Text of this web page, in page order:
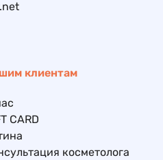
клиентам
CARD
косметолога